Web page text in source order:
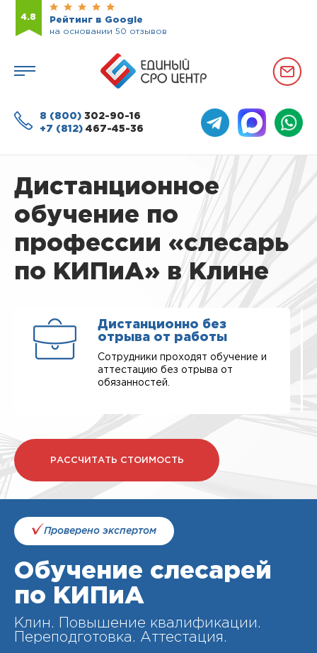
4.8
Рейтинг в Google
на основании 50 отзывов
8 (800) 302-90-16
+7 (812) 467-45-36
Дистанционное
обучение по
профессии «слесарь
по КИПиА» в Клине
Дистанционно без
отрыва от работы
Сотрудники проходят обучение и
аттестацию без отрыва от
обязанностей.
РАССЧИТАТЬ СТОИМОСТЬ
Проверено экспертом
Обучение слесарей
по КИПиА
Клин. Повышение квалификации.
Переподготовка. Аттестация.